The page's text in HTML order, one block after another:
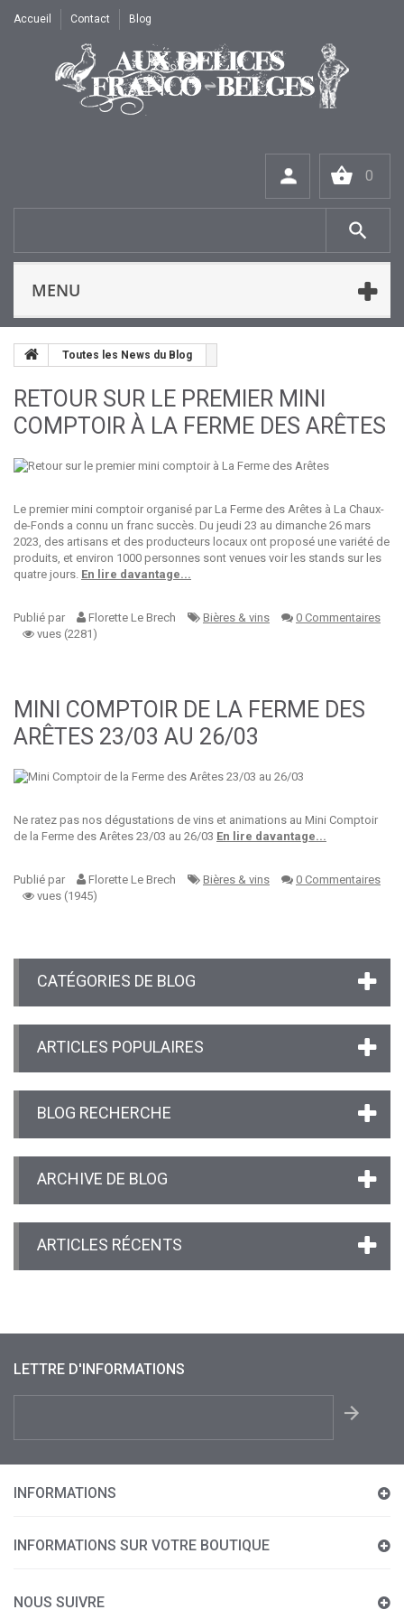
Blog
Contact
Accueil
0
MENU
Toutes les News du Blog
RETOUR SUR LE PREMIER MINI
COMPTOIR À LA FERME DES ARÊTES
Le premier mini comptoir organisé par La Ferme des Arêtes à La Chaux-
de-Fonds a connu un franc succès. Du jeudi 23 au dimanche 26 mars
2023, des artisans et des producteurs locaux ont proposé une variété de
produits, et environ 1000 personnes sont venues voir les stands sur les
quatre jours. En lire davantage...
Publié par Florette Le Brech Bières & vins
0 Commentaires
vues (2281)
MINI COMPTOIR DE LA FERME DES
ARÊTES 23/03 AU 26/03
Ne ratez pas nos dégustations de vins et animations au Mini Comptoir
de la Ferme des Arêtes 23/03 au 26/03 En lire davantage...
Publié par Florette Le Brech Bières & vins
0 Commentaires
vues (1945)
CATÉGORIES DE BLOG
ARTICLES POPULAIRES
BLOG RECHERCHE
ARCHIVE DE BLOG
ARTICLES RÉCENTS
LETTRE D'INFORMATIONS
INFORMATIONS
INFORMATIONS SUR VOTRE BOUTIQUE
NOUS SUIVRE